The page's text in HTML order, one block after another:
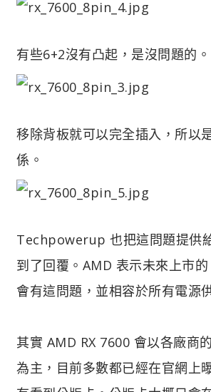
有些6+2沒有凸起，是沒問題的。
移除背板就可以完全插入，所以
係。
Techpowerup 也把這問題提供
到了回覆。AMD 表示未來上市
會有這問題，並相容於所有電源
其實 AMD RX 7600 會以各廠商
為主，目前多數都已經在官網上